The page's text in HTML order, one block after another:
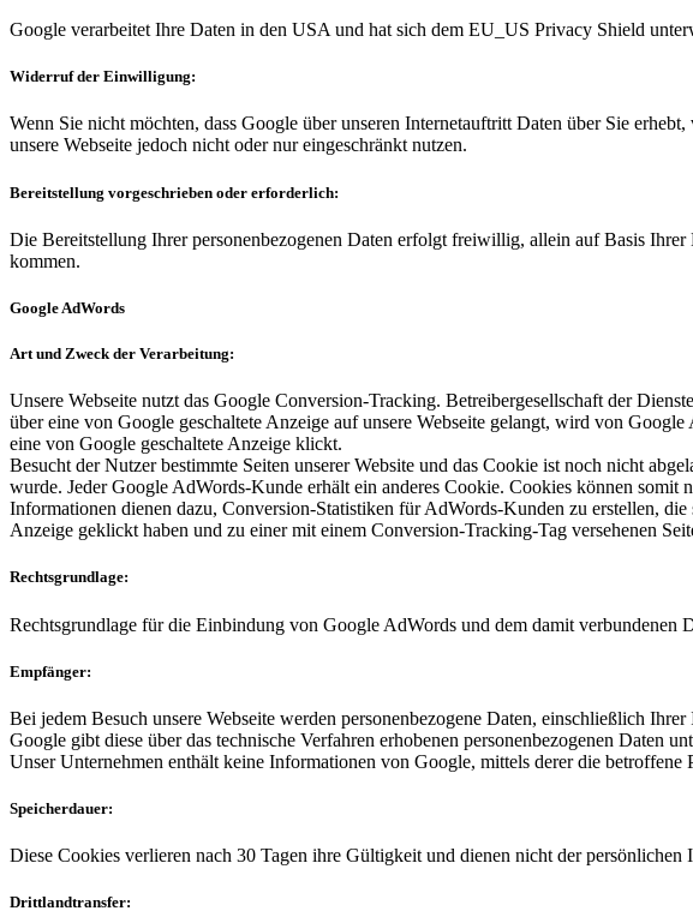
Google verarbeitet Ihre Daten in den USA und hat sich dem EU_US Privacy Shield
Widerruf der Einwilligung:
Wenn Sie nicht möchten, dass Google über unseren Internetauftritt Daten über Sie
unsere Webseite jedoch nicht oder nur eingeschränkt nutzen.
Bereitstellung vorgeschrieben oder erforderlich:
Die Bereitstellung Ihrer personenbezogenen Daten erfolgt freiwillig, allein auf Basis
kommen.
Google AdWords
Art und Zweck der Verarbeitung:
Unsere Webseite nutzt das Google Conversion-Tracking. Betreibergesellschaft der
über eine von Google geschaltete Anzeige auf unsere Webseite gelangt, wird von
eine von Google geschaltete Anzeige klickt.
Besucht der Nutzer bestimmte Seiten unserer Website und das Cookie ist noch nicht
wurde. Jeder Google AdWords-Kunde erhält ein anderes Cookie. Cookies können
Informationen dienen dazu, Conversion-Statistiken für AdWords-Kunden zu erstellen,
Anzeige geklickt haben und zu einer mit einem Conversion-Tracking-Tag versehenen
Rechtsgrundlage:
Rechtsgrundlage für die Einbindung von Google AdWords und dem damit
Empfänger:
Bei jedem Besuch unsere Webseite werden personenbezogene Daten, einschließlich
Google gibt diese über das technische Verfahren erhobenen personenbezogenen Daten
Unser Unternehmen enthält keine Informationen von Google, mittels derer die betroffene
Speicherdauer:
Diese Cookies verlieren nach 30 Tagen ihre Gültigkeit und dienen nicht der persönlichen
Drittlandtransfer: